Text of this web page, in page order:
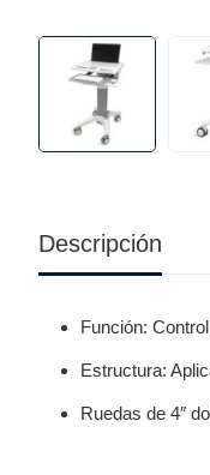
Descripción
Función:
Estructura:
Ruedas de 4″